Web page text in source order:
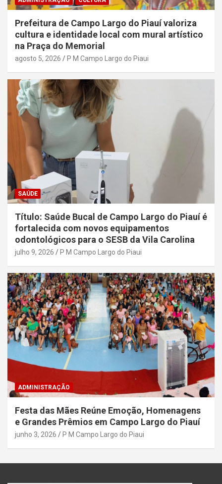
Prefeitura de Campo Largo do Piauí valoriza
cultura e identidade local com mural artístico
na Praça do Memorial
agosto 5, 2026 P M Campo Largo do Piaui
SAÚDE
Título: Saúde Bucal de Campo Largo do Piauí é
fortalecida com novos equipamentos
odontológicos para o SESB da Vila Carolina
julho 9, 2026 P M Campo Largo do Piaui
ADMINISTRAÇÃO
Festa das Mães Reúne Emoção, Homenagens
e Grandes Prêmios em Campo Largo do Piauí
junho 3, 2026 P M Campo Largo do Piaui